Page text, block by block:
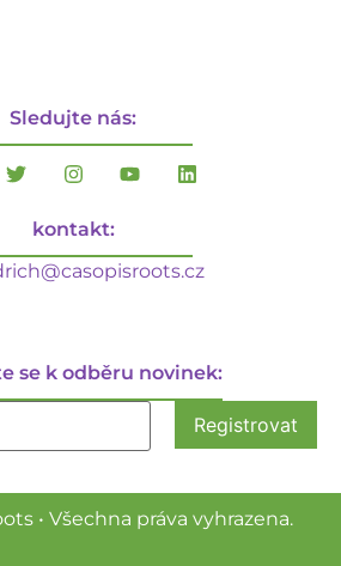
Sledujte nás:
kontakt:
se k odběru novinek:
• Všechna práva vyhrazena.